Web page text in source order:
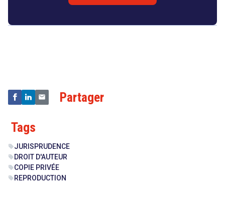
Partager
Tags
sellJURISPRUDENCE
sell DROIT D'AUTEUR
sellCOPIE PRIVÉE
sell REPRODUCTION